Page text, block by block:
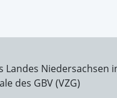
Landes
des GBV (VZG)